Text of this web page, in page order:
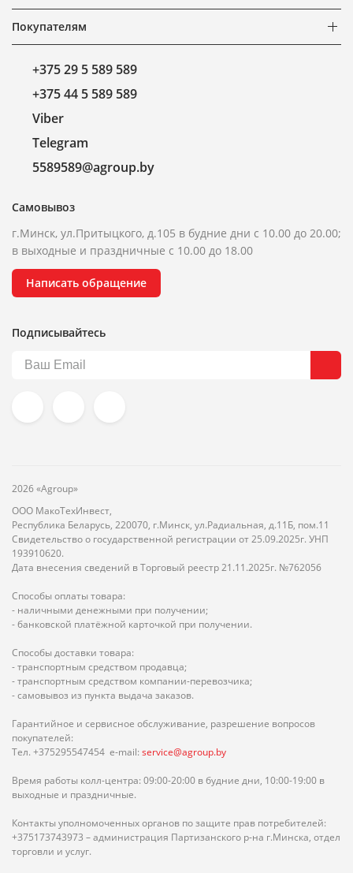
Покупателям
+375 29 5 589 589
+375 44 5 589 589
Viber
Telegram
5589589@agroup.by
Самовывоз
г.Минск, ул.Притыцкого, д.105 в будние дни с 10.00 до 20.00;
в выходные и праздничные с 10.00 до 18.00
Написать обращение
Подписывайтесь
2026 «Agroup»
ООО МакоТехИнвест,
Республика Беларусь, 220070, г.Минск, ул.Радиальная, д.11Б, пом.11
Свидетельство о государственной регистрации от 25.09.2025г. УНП
193910620.
Дата внесения сведений в Торговый реестр 21.11.2025г. №762056
Способы оплаты товара:
- наличными денежными при получении;
- банковской платёжной карточкой при получении.
Способы доставки товара:
- транспортным средством продавца;
- транспортным средством компании-перевозчика;
- самовывоз из пункта выдача заказов.
Гарантийное и сервисное обслуживание, разрешение вопросов
покупателей:
Тел. +375295547454 e-mail: service@agroup.by
Время работы колл-центра: 09:00-20:00 в будние дни, 10:00-19:00 в
выходные и праздничные.
Контакты уполномоченных органов по защите прав потребителей:
+375173743973 – администрация Партизанского р-на г.Минска, отдел
торговли и услуг.